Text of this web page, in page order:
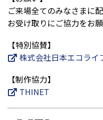
ご来場全てのみなさまに
お受け取りにご協力をお願
【特別協賛】
株式会社日本エコライ
【制作協力】
THINET